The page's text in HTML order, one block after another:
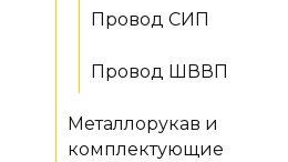
Провод СИП
Провод ШВВП
Металлорукав и
комплектующие